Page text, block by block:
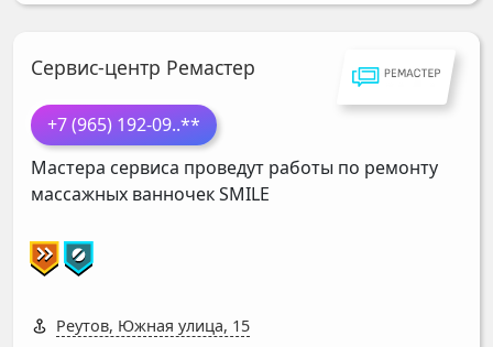
Сервис-центр Ремастер
+7 (965) 192-09..**
Мастера сервиса проведут работы по ремонту
массажных ванночекSMILE
Реутов, Южная улица, 15